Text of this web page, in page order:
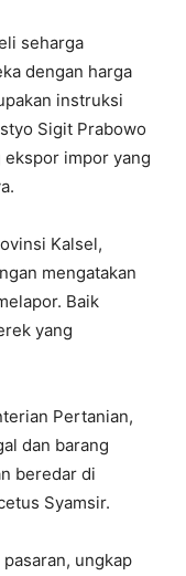
seharga
dengan harga
instruksi
Sigit Prabowo
impor yang
Kalsel,
mengatakan
Baik
yang
Pertanian,
dan barang
beredar di
Syamsir.
ungkap